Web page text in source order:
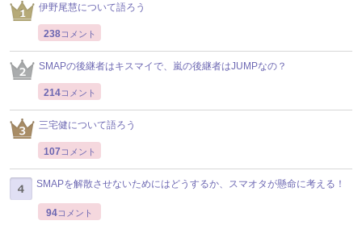
伊野尾慧について語ろう
238コメント
SMAPの後継者はキスマイで、嵐の後継者はJUMPなの？
214コメント
三宅健について語ろう
107 コメント
SMAPを解散させないためにはどうするか、スマオタが懸命に考える！
94コメント